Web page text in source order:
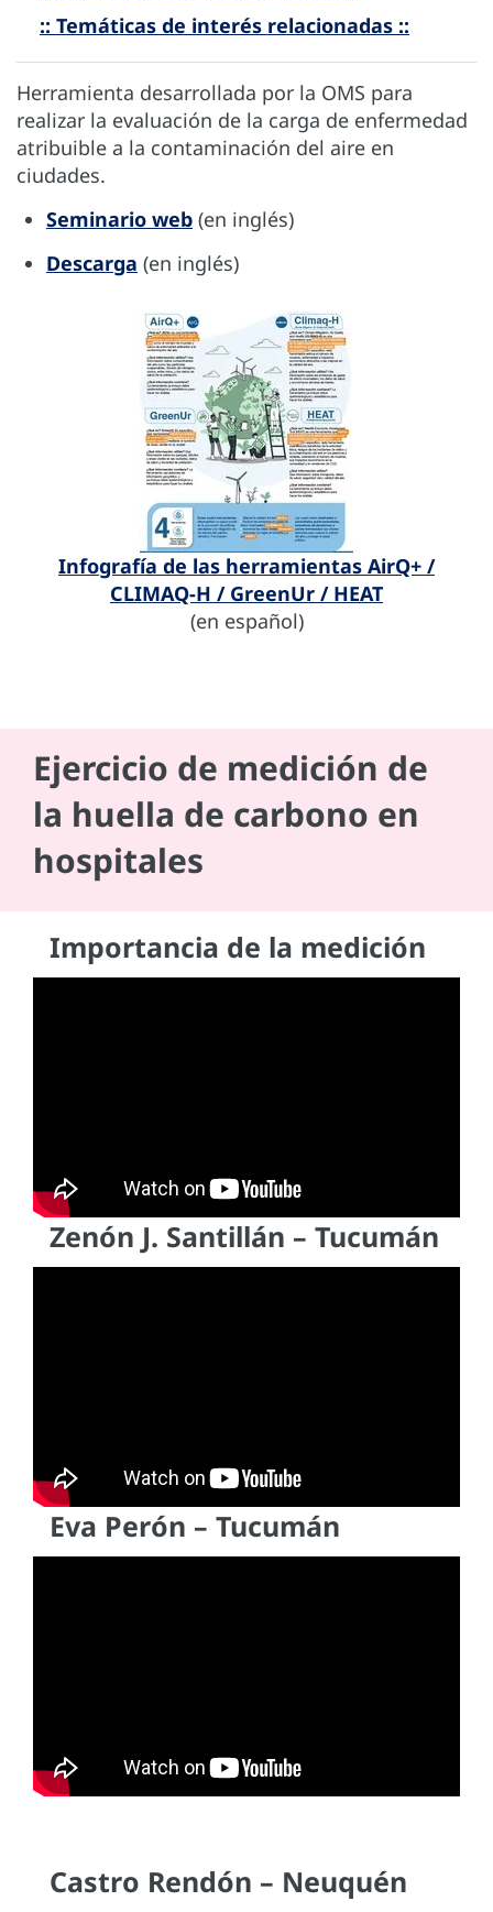
:: Temáticas de interés relacionadas ::
Herramienta desarrollada por la OMS para
realizar la evaluación de la carga de enfermedad
atribuible a la contaminación del aire en
ciudades.
Seminario web (en inglés)
Descarga (en inglés)
Infografía de las herramientas AirQ+ /
CLIMAQ-H / GreenUr / HEAT
(en español)
Ejercicio de medición de
la huella de carbono en
hospitales
Importancia de la medición
Zenón J. Santillán – Tucumán
Eva Perón – Tucumán
Castro Rendón – Neuquén